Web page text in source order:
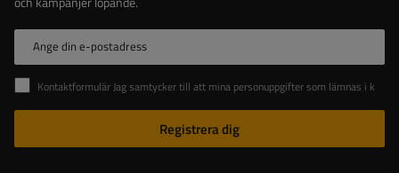
Ange din e-postadress
Kontaktformulär Jag samtycker till att mina personuppgifter som lämnas i kontaktformuläret behandlas i enlighet med Europaparlamentets och rådets förordning (EU).
Registrera dig